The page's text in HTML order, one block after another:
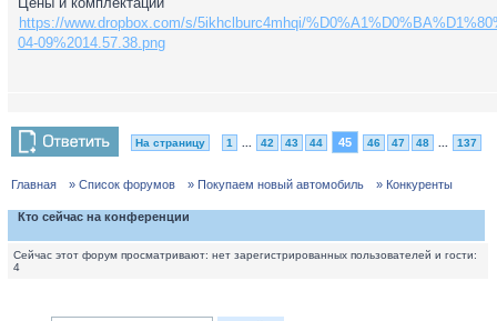
https://www.dropbox.com/s/5ikhclburc4mhqi/
04-09%2014.57.38.png
На страницу 1 42 43 44 45 46 47 48 137
Главная » Список форумов » Покупаем новый автомобиль » Конкуренты
Кто сейчас на конференции
Сейчас этот форум просматривают: нет зарегистрированных пользователей и гости:
4